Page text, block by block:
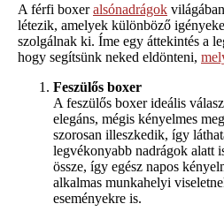
A férfi boxeralsónadrágok
létezik, amelyek különböző
szolgálnak ki. Íme egy áttekintés a
hogy segítsünk neked eldönteni,
Feszülős boxer
A feszülős boxer ideális
elegáns, mégis kényelmes
szorosan illeszkedik, így
legvékonyabb nadrágok alatt
össze, így egész napos
alkalmas munkahelyi
eseményekre is.